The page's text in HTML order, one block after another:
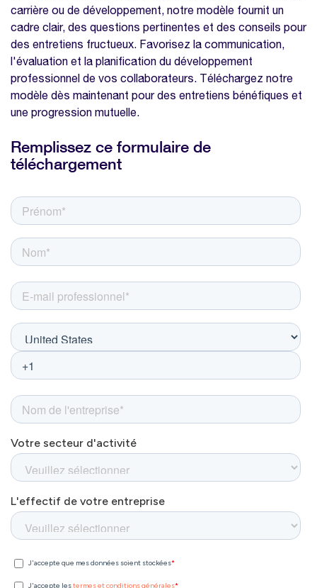
carrière ou de développement, notre modèle fournit un
cadre clair, des questions pertinentes et des conseils pour
des entretiens fructueux. Favorisez la communication,
l'évaluation et la planification du développement
professionnel de vos collaborateurs. Téléchargez notre
modèle dès maintenant pour des entretiens bénéfiques et
une progression mutuelle.
Remplissez ce formulaire de
téléchargement